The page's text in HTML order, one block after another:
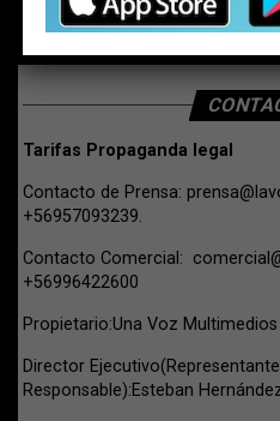
Tarifas Propaganda legal
Contacto de Prensa:
+56957093239.
Contacto Comercial:
+56996422600
Propietario:Una Voz Multimedios
Director
Responsable):Esteban